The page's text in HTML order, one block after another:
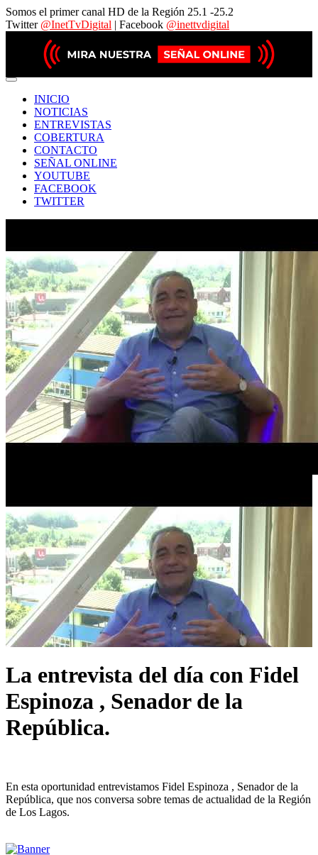
Somos el primer canal HD de la Región 25.1 -25.2
Twitter @InetTvDigital | Facebook @inettvdigital
INICIO
NOTICIAS
ENTREVISTAS
COBERTURA
CONTACTO
SEÑAL ONLINE
YOUTUBE
FACEBOOK
TWITTER
La entrevista del día con Fidel
Espinoza , Senador de la
República.
En esta oportunidad entrevistamos Fidel Espinoza , Senador de la
República, que nos conversa sobre temas de actualidad de la Región
de Los Lagos.